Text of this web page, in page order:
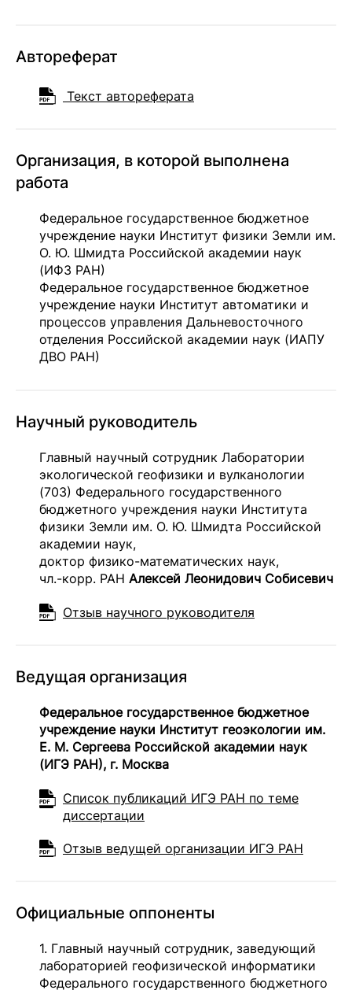
Автореферат
Текст автореферата
Организация, в которой выполнена
работа
Федеральное государственное бюджетное
учреждение науки Институт физики Земли им.
О. Ю. Шмидта Российской академии наук
(ИФЗ РАН)
Федеральное государственное бюджетное
учреждение науки Институт автоматики и
процессов управления Дальневосточного
отделения Российской академии наук (ИАПУ
ДВО РАН)
Научный руководитель
Главный научный сотрудник Лаборатории
экологической геофизики и вулканологии
(703) Федерального государственного
бюджетного учреждения науки Института
физики Земли им. О. Ю. Шмидта Российской
академии наук,
доктор физико-математических наук,
чл.-корр. РАН Алексей Леонидович Собисевич
Отзыв научного руководителя
Ведущая организация
Федеральное государственное бюджетное
учреждение науки Институт геоэкологии им.
Е. М. Сергеева Российской академии наук
(ИГЭ РАН), г. Москва
Список публикаций ИГЭ РАН по теме
диссертации
Отзыв ведущей организации ИГЭ РАН
Официальные оппоненты
1. Главный научный сотрудник, заведующий
лабораторией геофизической информатики
Федерального государственного бюджетного